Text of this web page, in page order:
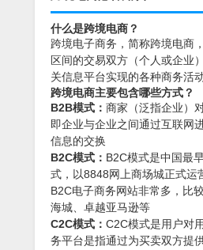
什么是跨境电商？
跨境电子商务，简称跨境电商
区间的交易双方（个人或企业
关信息平台实现的各种商务活动
跨境电商主要包含哪些方式？
B2B模式： 商家（泛指企业）
即企业与企业之间通过互联网
信息的交换
B2C模式： B2C模式是中国最
式，以8848网上商场城正式运
B2C电子商务网站非常多，比
海城、卓越亚马逊等
C2C模式： C2C模式是用户对
务平台是指通过为买卖双方提